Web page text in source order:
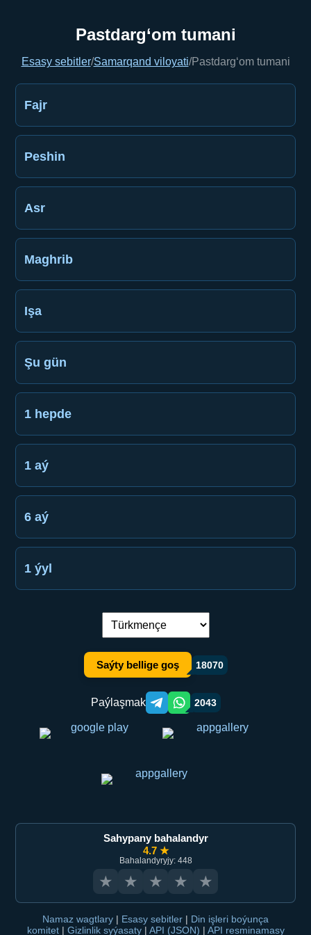
Pastdarg‘om tumani
Esasy sebitler/Samarqand viloyati/Pastdarg‘om tumani
Fajr
Peshin
Asr
Maghrib
Işa
Şu gün
1 hepde
1 aý
6 aý
1 ýyl
Dil çalşyryş:
Saýty bellige goş 18070
Paýlaşmak Telegram orqali ulashish
WhatsApp orqali ulashish
2043
Sahypany bahalandyr
4.7 ★
Bahalandyryjy: 448
★ ★ ★ ★ ★
Namaz wagtlary | Esasy sebitler | Din işleri boýunça
komitet | Gizlinlik syýasaty | API (JSON) | API resminamasy